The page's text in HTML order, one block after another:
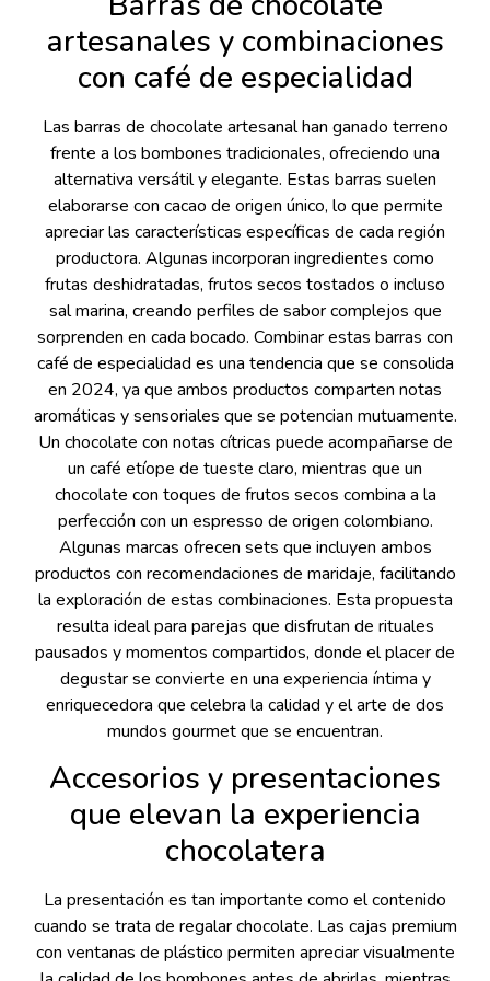
artesanales y combinaciones
con café de especialidad
Las barras de chocolate artesanal han ganado terreno
frente a los bombones tradicionales, ofreciendo una
alternativa versátil y elegante. Estas barras suelen
elaborarse con cacao de origen único, lo que permite
apreciar las características específicas de cada región
productora. Algunas incorporan ingredientes como
frutas deshidratadas, frutos secos tostados o incluso
sal marina, creando perfiles de sabor complejos que
sorprenden en cada bocado. Combinar estas barras con
café de especialidad es una tendencia que se consolida
en 2024, ya que ambos productos comparten notas
aromáticas y sensoriales que se potencian mutuamente.
Un chocolate con notas cítricas puede acompañarse de
un café etíope de tueste claro, mientras que un
chocolate con toques de frutos secos combina a la
perfección con un espresso de origen colombiano.
Algunas marcas ofrecen sets que incluyen ambos
productos con recomendaciones de maridaje, facilitando
la exploración de estas combinaciones. Esta propuesta
resulta ideal para parejas que disfrutan de rituales
pausados y momentos compartidos, donde el placer de
degustar se convierte en una experiencia íntima y
enriquecedora que celebra la calidad y el arte de dos
mundos gourmet que se encuentran.
Accesorios y presentaciones
que elevan la experiencia
chocolatera
La presentación es tan importante como el contenido
cuando se trata de regalar chocolate. Las cajas premium
con ventanas de plástico permiten apreciar visualmente